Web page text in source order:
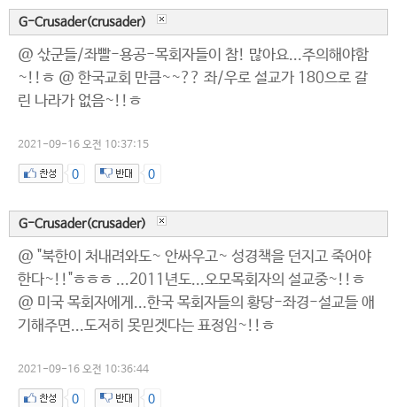
G-Crusader(crusader)
@ 삯군들/좌빨-용공-목회자들이 참! 많아요...주의해야함
~!!ㅎ @ 한국교회 만큼~~?? 좌/우로 설교가 180으로 갈
린 나라가 없음~!!ㅎ
2021-09-16 오전 10:37:15
0 0
G-Crusader(crusader)
@ "북한이 처내려와도~ 안싸우고~ 성경책을 던지고 죽어야
한다~!!"ㅎㅎㅎ ...2011년도...오모목회자의 설교중~!!ㅎ
@ 미국 목회자에게...한국 목회자들의 황당-좌경-설교들 애
기해주면...도저히 못믿겟다는 표정임~!!ㅎ
2021-09-16 오전 10:36:44
0 0